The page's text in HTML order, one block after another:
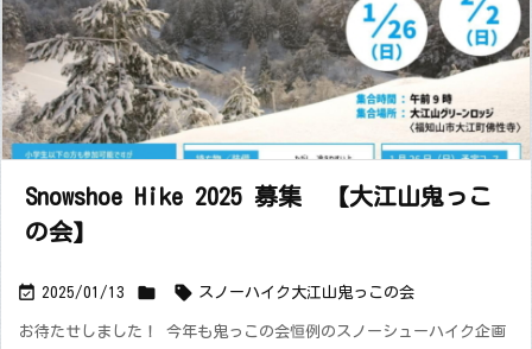
Snowshoe Hike 2025 募集 【大江山鬼っこ
の会】
 2025/01/13   スノーハイク 大江山 鬼っこの会
お待たせしました！ 今年も鬼っこの会恒例のスノーシューハイク企画